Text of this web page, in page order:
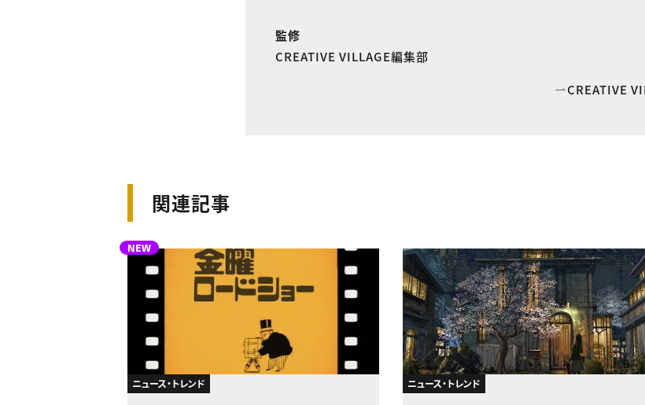
監修
CREATIVE VILLAGE編集部
CREATIVE
関連記事
NEW
ニュース・トレンド ニュース・トレンド